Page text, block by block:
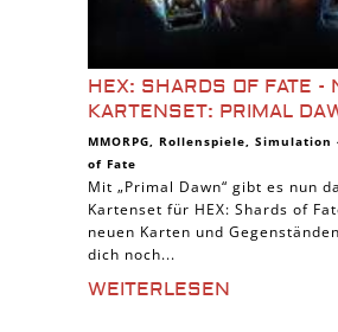
HEX: SHARDS OF FATE -
KARTENSET: PRIMAL
MMORPG, Rollenspiele, Simulation
of Fate
Mit „Primal Dawn“ gibt es nun
Kartenset für HEX: Shards of
neuen Karten und
dich noch...
WEITERLESEN